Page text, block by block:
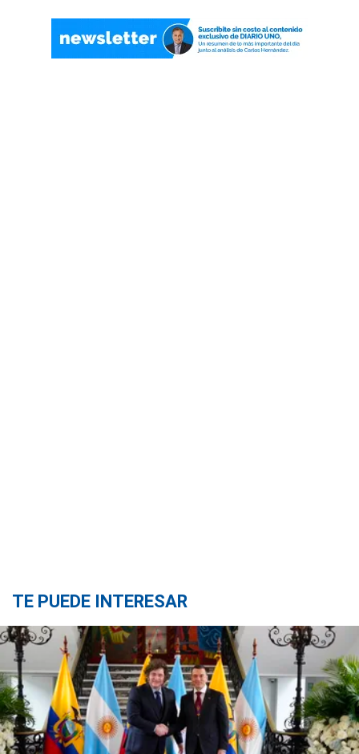
TE PUEDE INTERESAR